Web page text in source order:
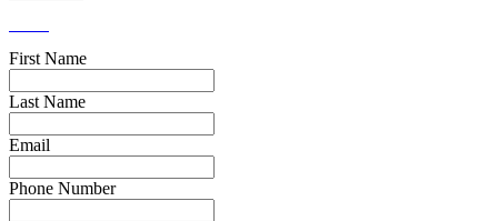
First Name
Last Name
Email
Phone Number